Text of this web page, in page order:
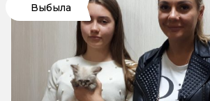
Выбыла